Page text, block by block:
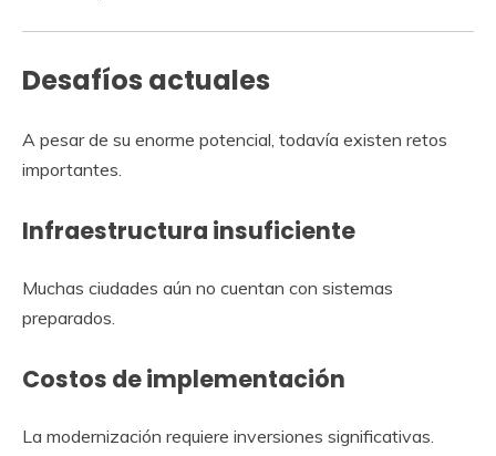
Desafíos actuales
A pesar de su enorme potencial, todavía existen retos
importantes.
Infraestructura insuficiente
Muchas ciudades aún no cuentan con sistemas
preparados.
Costos de implementación
La modernización requiere inversiones significativas.